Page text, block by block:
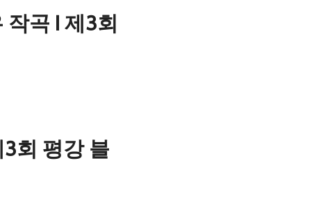
작곡 I 제3회
회 평강 블